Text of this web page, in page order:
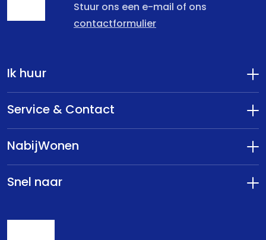
Stuur ons een e-mail of ons
contactformulier
Ik huur
Service & Contact
NabijWonen
Snel naar